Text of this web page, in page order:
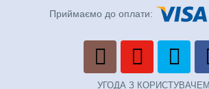
Приймаємо до оплати:
УГОДА З КОРИСТУВАЧЕМ